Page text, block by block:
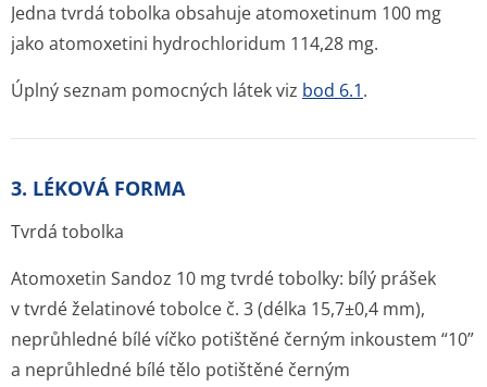
Jedna tvrdá tobolka obsahuje atomoxetinum 100 mg
jako atomoxetini hydrochloridum 114,28 mg.
Úplný seznam pomocných látek viz bod 6.1.
3. LÉKOVÁ FORMA
Tvrdá tobolka
Atomoxetin Sandoz 10 mg tvrdé tobolky: bílý prášek
v tvrdé želatinové tobolce č. 3 (délka 15,7±0,4 mm),
neprůhledné bílé víčko potištěné černým inkoustem “10”
a neprůhledné bílé tělo potištěné černým